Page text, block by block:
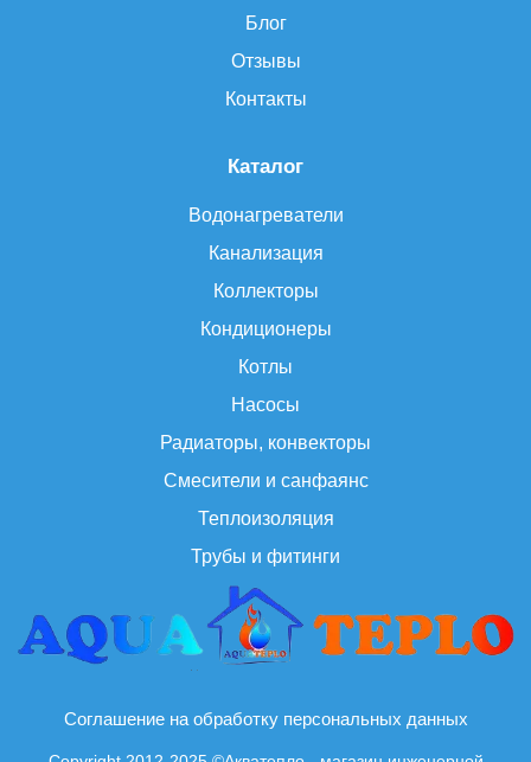
Каталог
Водонагреватели
Канализация
Коллекторы
Кондиционеры
Котлы
Насосы
Радиаторы, конвекторы
Смесители и санфаянс
Теплоизоляция
Трубы и фитинги
Блог
Отзывы
Контакты
Соглашение на обработку персональных данных